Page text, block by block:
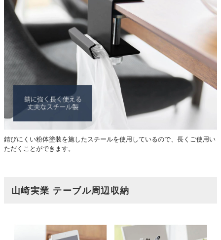
錆びにくい粉体塗装を施したスチールを使用しているので、長くご使用い
ただくことができます。
山崎実業 テーブル周辺収納